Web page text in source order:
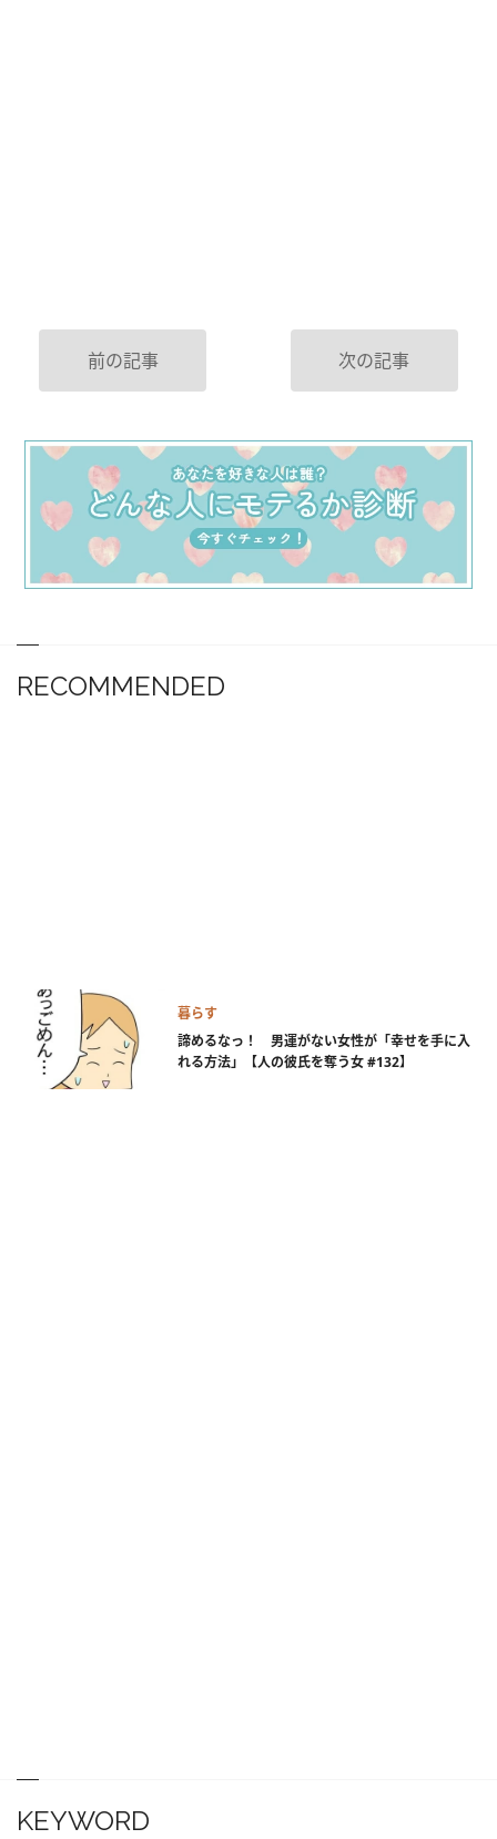
前の記事 次の記事
RECOMMENDED
暮らす
諦めるなっ！ 男運がない女性が「幸せを手に入
れる方法」【人の彼氏を奪う女 #132】
KEYWORD